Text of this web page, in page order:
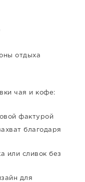
отдыха
чая и кофе:
фактурой
благодаря
или сливок без
для